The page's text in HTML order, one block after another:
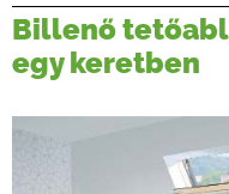
Billenő
egy keretben